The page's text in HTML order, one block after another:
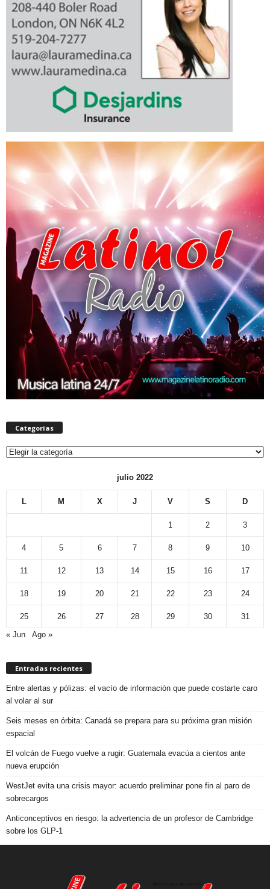
Categorías
Categorías
julio 2022
L M X J V S D
1 2 3
4 5 6 7 8 9 10
11 12 13 14 15 16 17
18 19 20 21 22 23 24
25 26 27 28 29 30
31
« Jun
Ago »
Entradas recientes
Entre alertas y pólizas: el vacío de información que puede costarte caro
al volar al sur
Seis meses en órbita: Canadá se prepara para su próxima gran misión
espacial
El volcán de Fuego vuelve a rugir: Guatemala evacúa a cientos ante
nueva erupción
WestJet evita una crisis mayor: acuerdo preliminar pone fin al paro de
sobrecargos
Anticonceptivos en riesgo: la advertencia de un profesor de Cambridge
sobre los GLP-1